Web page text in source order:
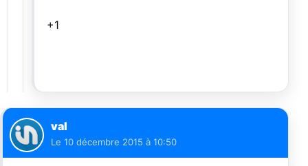
+1
val
Le 10 décembre 2015 à 10:50